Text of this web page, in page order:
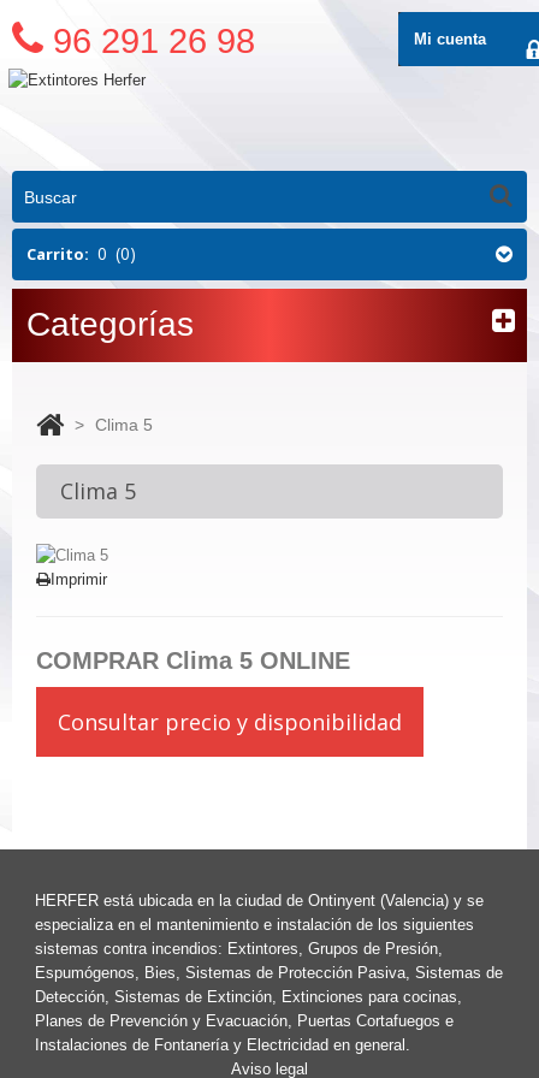
96 291 26 98
Categorías
Mi cuenta
Carrito: 0 (0)
> Clima 5
Clima 5
Imprimir
COMPRAR Clima 5 ONLINE
Consultar precio y disponibilidad
HERFER está ubicada en la ciudad de Ontinyent (Valencia) y se
especializa en el mantenimiento e instalación de los siguientes
sistemas contra incendios: Extintores, Grupos de Presión,
Espumógenos, Bies, Sistemas de Protección Pasiva, Sistemas de
Detección, Sistemas de Extinción, Extinciones para cocinas,
Planes de Prevención y Evacuación, Puertas Cortafuegos e
Instalaciones de Fontanería y Electricidad en general.
Aviso legal